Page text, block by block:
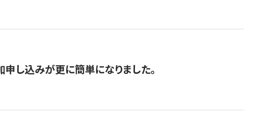
し込みが更に簡単になりました。